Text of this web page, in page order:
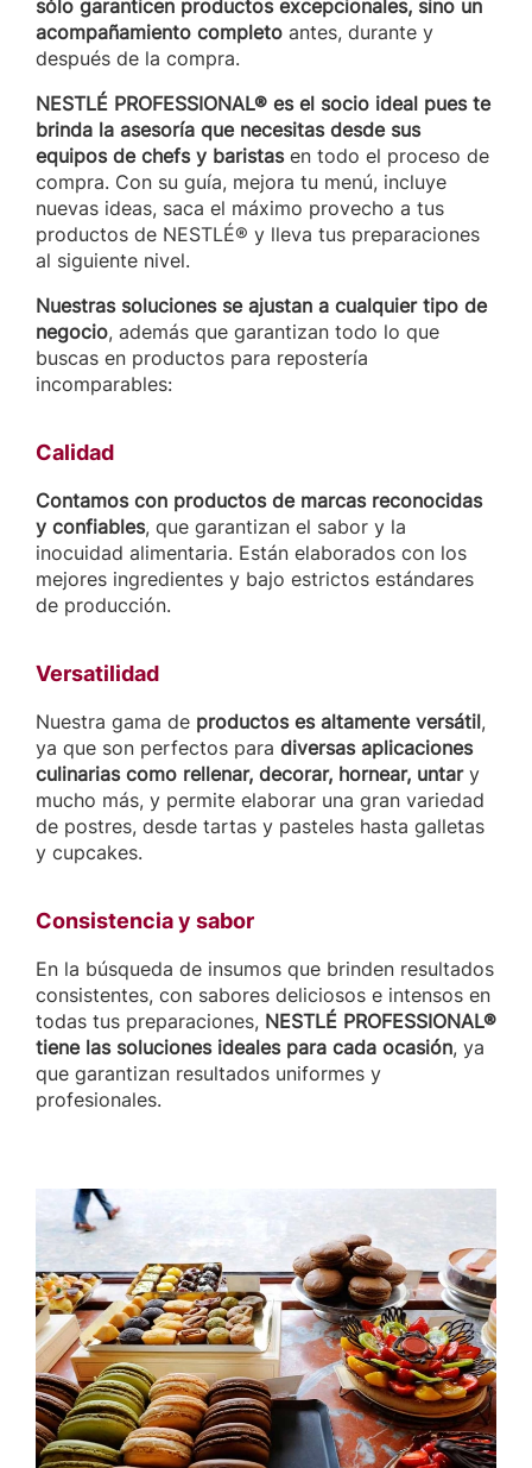
sólo garanticen productos excepcionales, sino un
acompañamiento completo antes, durante y
después de la compra.
NESTLÉ PROFESSIONAL® es el socio ideal pues te
brinda la asesoría que necesitas desde sus
equipos de chefs y baristasen todo el proceso de
compra. Con su guía, mejora tu menú, incluye
nuevas ideas, saca el máximo provecho a tus
productos de NESTLÉ® y lleva tus preparaciones
al siguiente nivel.
Nuestras soluciones se ajustan a cualquier tipo de
negocio, además que garantizan todo lo que
buscas en productos para repostería
incomparables:
Calidad
Contamos con productos de marcas reconocidas
y confiables, que garantizan el sabor y la
inocuidad alimentaria. Están elaborados con los
mejores ingredientes y bajo estrictos estándares
de producción.
Versatilidad
Nuestra gama de productos es altamente versátil,
ya que son perfectos para diversas aplicaciones
culinarias como rellenar, decorar, hornear, untary
mucho más, y permite elaborar una gran variedad
de postres, desde tartas y pasteles hasta galletas
y cupcakes.
Consistencia y sabor
En la búsqueda de insumos que brinden resultados
consistentes, con sabores deliciosos e intensos en
todas tus preparaciones, NESTLÉ PROFESSIONAL®
tiene las soluciones ideales para cada ocasión, ya
que garantizan resultados uniformes y
profesionales.